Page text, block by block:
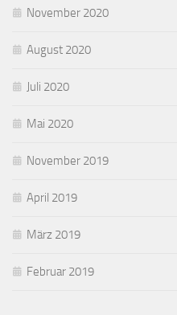
November 2020
August 2020
Juli 2020
Mai 2020
November 2019
April 2019
März 2019
Februar 2019